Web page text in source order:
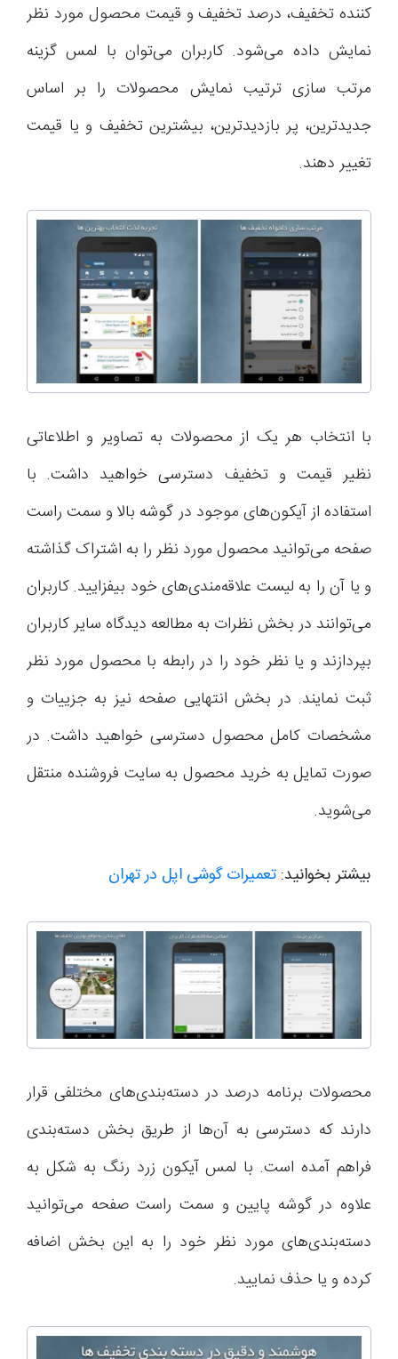
کننده تخفیف، درصد تخفیف و قیمت محصول مورد نظر
نمایش داده می‌شود. کاربران می‌توان با لمس گزینه
مرتب سازی ترتیب نمایش محصولات را بر اساس
جدیدترین، پر بازدیدترین، بیشترین تخفیف و یا قیمت
تغییر دهند.
با انتخاب هر یک از محصولات به تصاویر و اطلاعاتی
نظیر قیمت و تخفیف دسترسی خواهید داشت. با
استفاده از آیکون‌های موجود در گوشه بالا و سمت راست
صفحه می‌توانید محصول مورد نظر را به اشتراک گذاشته
و یا آن را به لیست علاقه‌مندی‌های خود بیفزایید. کاربران
می‌توانند در بخش نظرات به مطالعه دیدگاه سایر کاربران
بپردازند و یا نظر خود را در رابطه با محصول مورد نظر
ثبت نمایند. در بخش انتهایی صفحه نیز به جزییات و
مشخصات کامل محصول دسترسی خواهید داشت. در
صورت تمایل به خرید محصول به سایت فروشنده منتقل
می‌شوید.
بیشتر بخوانید: تعمیرات گوشی اپل در تهران
محصولات برنامه درصد در دسته‌بندی‌های مختلفی قرار
دارند که دسترسی به آن‌ها از طریق بخش دسته‌بندی
فراهم آمده است. با لمس آیکون زرد رنگ به شکل به
علاوه در گوشه پایین و سمت راست صفحه می‌توانید
دسته‌بندی‌های مورد نظر خود را به این بخش اضافه
کرده و یا حذف نمایید.